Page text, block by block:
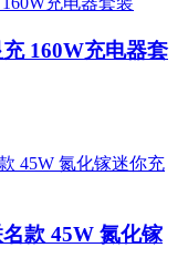
160W充电器套
款 45W 氮化镓